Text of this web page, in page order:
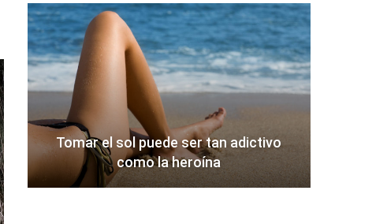
Tomar el sol puede ser tan adictivo
como la heroína